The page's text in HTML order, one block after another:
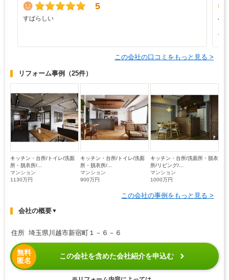
5
すばらしい
小
で
この会社の口コミをもっと見る >
リフォーム事例 （25件）
キッチン・台所/トイレ/洗面
所・脱衣所/...
マンション
1130万円
キッチン・台所/トイレ/洗面
所・脱衣所/...
マンション
900万円
キッチン・台所/洗面所・脱衣
所/リビング/...
マンション
1000万円
この会社の事例をもっと見る >
会社の概要▼
住所 埼玉県川越市新宿町１－６－６
無料
匿名
この会社を含めた会社紹介を申込む